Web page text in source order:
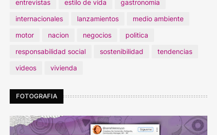
entrevistas
estilo de vida
gastronomia
internacionales
lanzamientos
medio ambiente
motor
nacion negocios
politica
responsabilidad social
sostenibilidad
tendencias
videos
vivienda
FOTOGRAFIA